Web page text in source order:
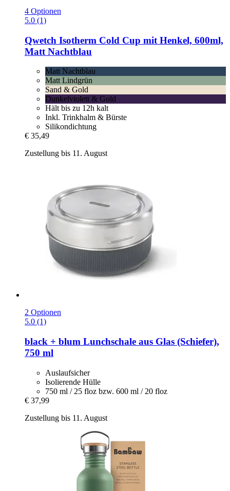
4 Optionen
5.0 (1)
Qwetch Isotherm Cold Cup mit Henkel, 600ml,
Matt Nachtblau
Matt Nachtblau
Matt Lindgrün
Sand & Gold
Dunkelviolett & Gold
Hält bis zu 12h kalt
Inkl. Trinkhalm & Bürste
Silikondichtung
€ 35,49
Zustellung bis 11. August
2 Optionen
5.0 (1)
black + blum Lunchschale aus Glas (Schiefer),
750 ml
Auslaufsicher
Isolierende Hülle
750 ml / 25 floz bzw. 600 ml / 20 floz
€ 37,99
Zustellung bis 11. August